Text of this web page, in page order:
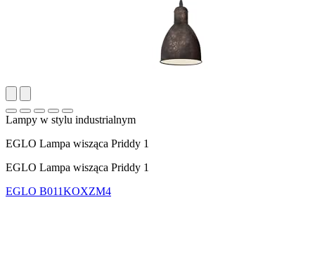
Lampy w stylu industrialnym
EGLO Lampa wisząca Priddy 1
EGLO Lampa wisząca Priddy 1
EGLO B011KOXZM4